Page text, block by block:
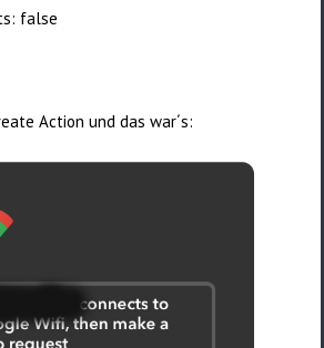
false
Action und das war´s: